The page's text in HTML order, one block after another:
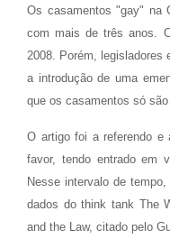
Os casamentos "gay" na
com mais de três anos.
2008. Porém, legisladores
a introdução de uma
que os casamentos só
O artigo foi a referendo e
favor, tendo entrado em
Nesse intervalo de
dados do think tank The
and the Law, citado pelo